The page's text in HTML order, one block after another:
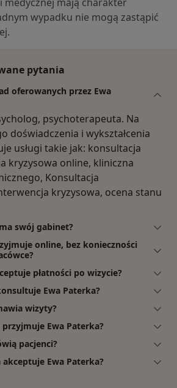
wypadku nie mogą zastąpić
pytania
oferowanych przez Ewa
psychoterapeuta. Na
doświadczenia i wykształcenia
usługi takie jak: konsultacja
kryzysowa online, kliniczna
Konsultacja
kryzysowa, ocena stanu
swój gabinet?
online, bez konieczności
płatności po wizycie?
Ewa Paterka?
wizyty?
Ewa Paterka?
pacjenci?
akceptuje Ewa Paterka?